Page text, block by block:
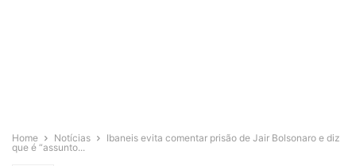
Home Notícias
Ibaneis evita comentar prisão de Jair Bolsonaro e diz
que é “assunto...